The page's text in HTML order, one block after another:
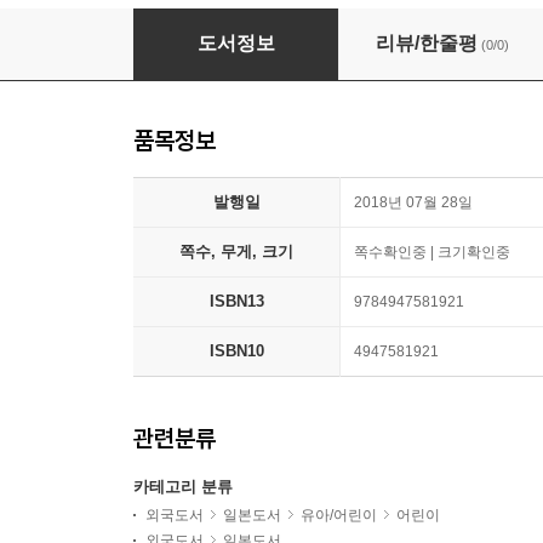
きりんきりん 詩のえほん
도서정보 리뷰/한줄평 (0/0)
품목정보
발행일 2018년 07월 28일
쪽수, 무게, 크기 쪽수확인중 | 크기확인중
ISBN13 9784947581921
ISBN10 4947581921
관련분류
카테고리 분류
외국도서 일본도서 유아/어린이
어린이